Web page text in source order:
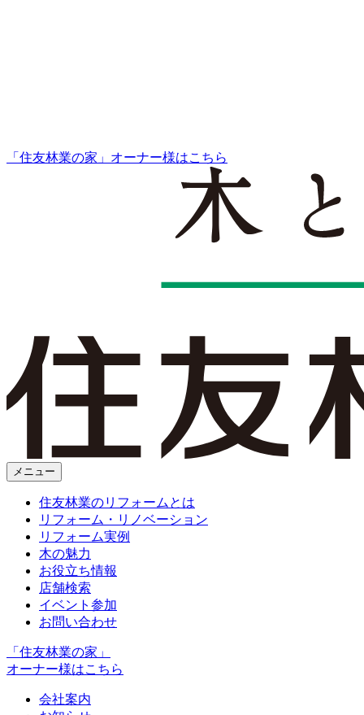
「住友林業の家」オーナー様はこちら
メニュー
住友林業のリフォームとは
リフォーム・リノベーション
リフォーム実例
木の魅力
お役立ち情報
店舗検索
イベント参加
お問い合わせ
「住友林業の家」
オーナー様はこちら
会社案内